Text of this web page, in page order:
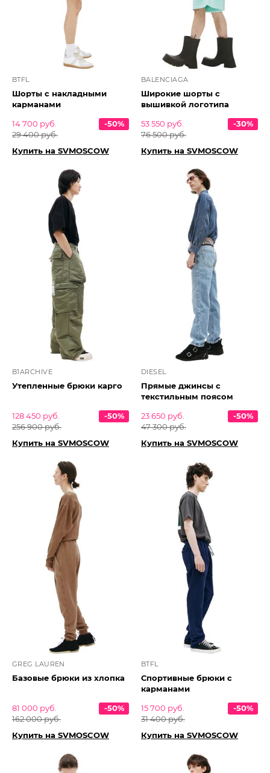
BTFL
Шорты с накладными
карманами
14 700 руб.
29 400 руб.
-50%
Купить на SVMOSCOW
BALENCIAGA
Широкие шорты с
вышивкой логотипа
53 550 руб.
76 500 руб.
-30%
Купить на SVMOSCOW
B1ARCHIVE
Утепленные брюки карго
128 450 руб.
256 900 руб.
-50%
Купить на SVMOSCOW
DIESEL
Прямые джинсы с
текстильным поясом
23 650 руб.
47 300 руб.
-50%
Купить на SVMOSCOW
GREG LAUREN
Базовые брюки из хлопка
81 000 руб.
162 000 руб.
-50%
Купить на SVMOSCOW
BTFL
Спортивные брюки с
карманами
15 700 руб.
31 400 руб.
-50%
Купить на SVMOSCOW